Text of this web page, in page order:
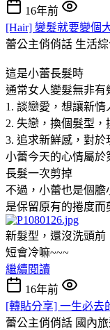
16年前
[Hair] 變髮就要變個
蕾公主俏俏話 生活
這是小蕾長髮時
通常女人變髮無非有
1. 談戀愛，想讓新情
2. 失戀，換個髮型，
3. 追求新鮮感，對於
小蕾今天的心情屬於
長髮一次剪掉
不過，小蕾也是個
是保留原有的捲度而
新髮型，還沒洗頭前
短會冷嘛~~~
繼續閱讀
16年前
[轉貼分享] 一生必去
蕾公主俏俏話 國內